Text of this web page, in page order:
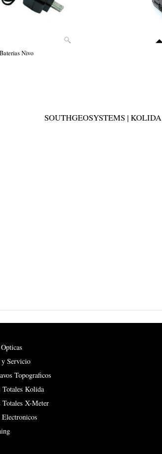
Nivo
SOUTHGEOSYSTEMS | KOLIDA
y Servicio
Topograficos
Totales Kolida
Totales X-Meter